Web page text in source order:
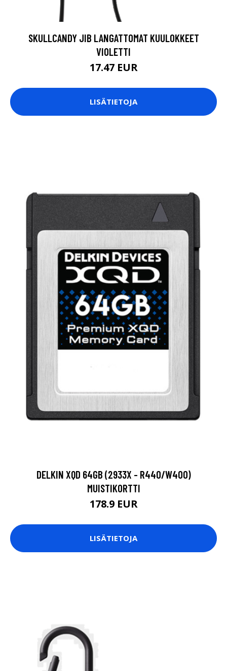
SKULLCANDY JIB LANGATTOMAT KUULOKKEET
VIOLETTI
17.47 EUR
LISÄTIETOJA
DELKIN XQD 64GB (2933X - R440/W400)
MUISTIKORTTI
178.9 EUR
LISÄTIETOJA